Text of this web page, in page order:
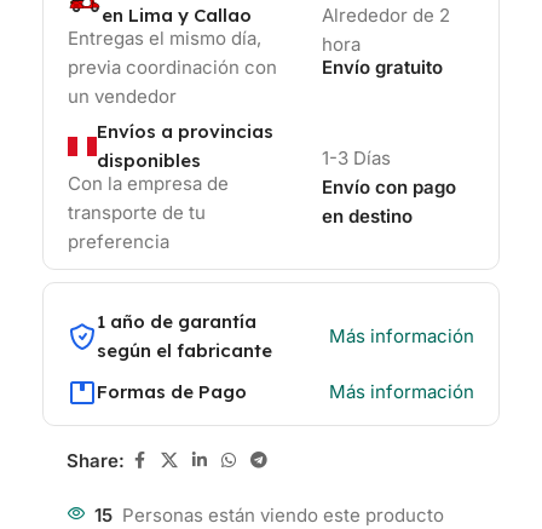
en Lima y Callao
Entregas el mismo día,
previa coordinación con
un vendedor
Alrededor de 2
hora
Envío gratuito
Envíos a provincias
disponibles
Con la empresa de
transporte de tu
preferencia
1-3 Días
Envío con pago
en destino
1 año de garantía
según el fabricante
Más información
Formas de Pago Más información
Share:
15 Personas están viendo este producto